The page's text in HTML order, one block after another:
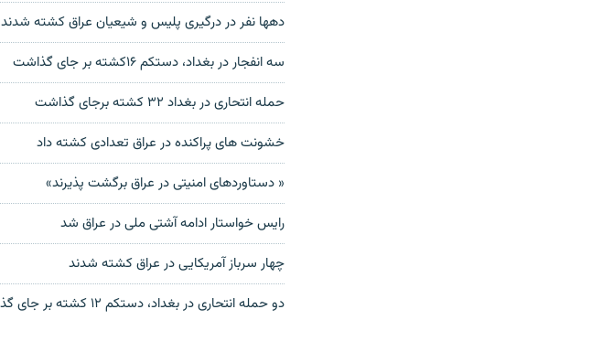
دهها نفر در درگيری پليس و شيعيان عراق کشته شدند
سه انفجار در بغداد، دستکم ۱۶کشته بر جای گذاشت
حمله انتحاری در بغداد ۳۲ کشته برجای گذاشت
خشونت های پراکنده در عراق تعدادی کشته داد
« دستاوردهای امنيتی در عراق برگشت پذيرند»
رایس خواستار ادامه آشتی ملی در عراق شد
چهار سرباز آمریکایی در عراق کشته شدند
دو حمله انتحاری در بغداد، دستکم ۱۲ کشته بر جای گذاشت